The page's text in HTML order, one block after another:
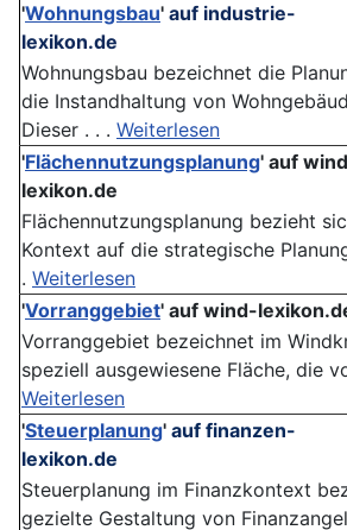
'Wohnungsbau' auf industrie-
lexikon.de
Wohnungsbau bezeichnet die
die Instandhaltung von
Dieser . . . Weiterlesen
'Flächennutzungsplanung' auf
lexikon.de
Flächennutzungsplanung bezieht
Kontext auf die strategische
. Weiterlesen
'Vorranggebiet' auf wind-
Vorranggebiet bezeichnet im
speziell ausgewiesene Fläche, die
Weiterlesen
'Steuerplanung' auf finanzen-
lexikon.de
Steuerplanung im Finanzkontext
gezielte Gestaltung von